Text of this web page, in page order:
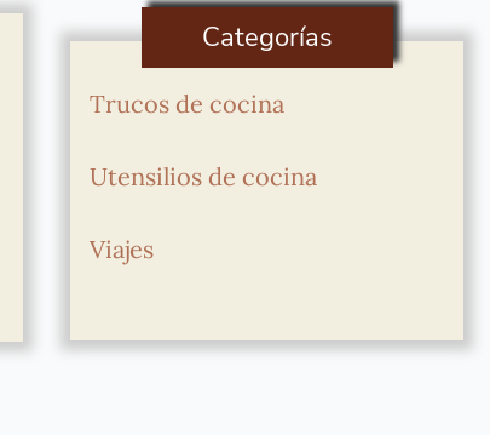
Categorías
Trucos de cocina
Utensilios de cocina
Viajes